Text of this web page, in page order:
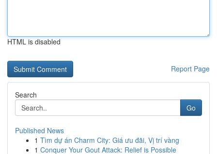
HTML is disabled
Report Page
Search
Go
Published News
1 Tìm dự án Charm City: Giá ưu đãi, Vị trí vàng
1 Conquer Your Gout Attack: Relief is Possible